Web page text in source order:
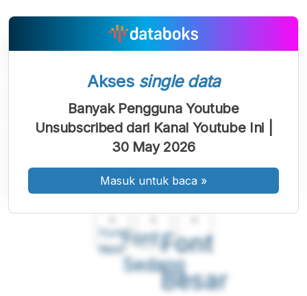
Font
Kecil
Font
Sedang
Font
Besar
Akses single data
Banyak Pengguna Youtube
Unsubscribed dari Kanal Youtube Ini |
30 May 2026
Masuk untuk baca »